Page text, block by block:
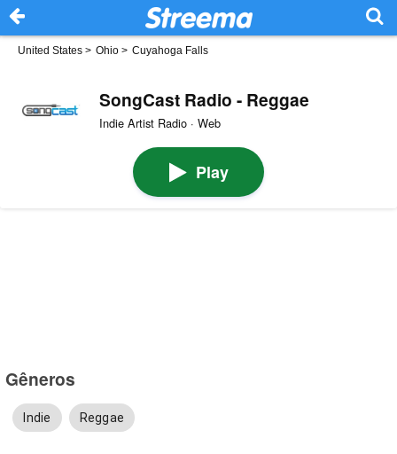
United States > Ohio > Cuyahoga Falls
SongCast Radio - Reggae
Indie Artist Radio · Web
Play
Gêneros
Indie Reggae